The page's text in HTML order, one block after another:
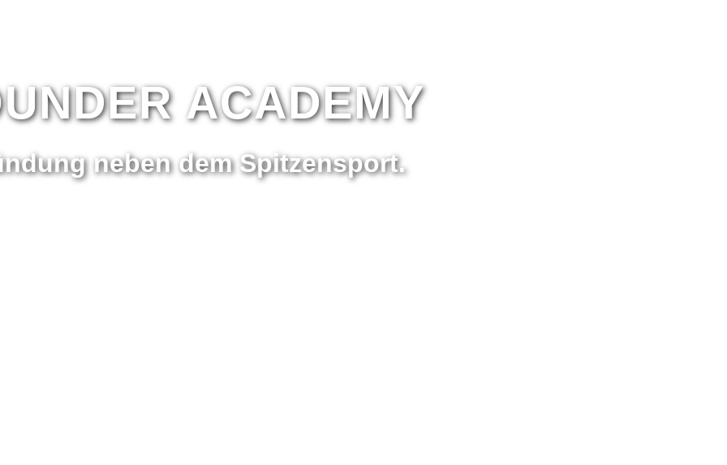
ACADEMY
neben dem Spitzensport.